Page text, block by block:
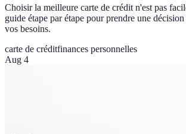
Choisir la meilleure carte de crédit n'est pas
guide étape par étape pour prendre une
vos besoins.
carte de créditfinances personnelles
Aug 4